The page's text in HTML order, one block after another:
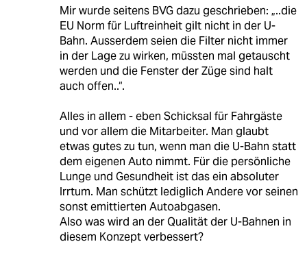
Mir wurde seitens BVG dazu geschrieben: „..die
EU Norm für Luftreinheit gilt nicht in der U-
Bahn. Ausserdem seien die Filter nicht immer
in der Lage zu wirken, müssten mal getauscht
werden und die Fenster der Züge sind halt
auch offen..“.
Alles in allem - eben Schicksal für Fahrgäste
und vor allem die Mitarbeiter. Man glaubt
etwas gutes zu tun, wenn man die U-Bahn statt
dem eigenen Auto nimmt. Für die persönliche
Lunge und Gesundheit ist das ein absoluter
Irrtum. Man schützt lediglich Andere vor seinen
sonst emittierten Autoabgasen.
Also was wird an der Qualität der U-Bahnen in
diesem Konzept verbessert?